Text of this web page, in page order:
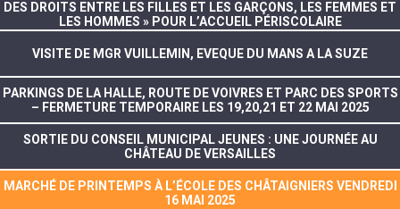
DES DROITS ENTRE LES FILLES ET LES GARÇONS, LES FEMMES ET
LES HOMMES » POUR L’ACCUEIL PÉRISCOLAIRE
VISITE DE MGR VUILLEMIN, EVEQUE DU MANS A LA SUZE
PARKINGS DE LA HALLE, ROUTE DE VOIVRES ET PARC DES SPORTS
– FERMETURE TEMPORAIRE LES 19,20,21 ET 22 MAI 2025
SORTIE DU CONSEIL MUNICIPAL JEUNES : UNE JOURNÉE AU
CHÂTEAU DE VERSAILLES
MARCHÉ DE PRINTEMPS À L’ÉCOLE DES CHÂTAIGNIERS VENDREDI
16 MAI 2025